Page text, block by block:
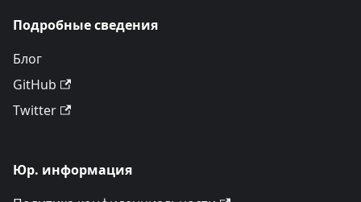
Подробные сведения
Блог
GitHub
Twitter
Юр. информация